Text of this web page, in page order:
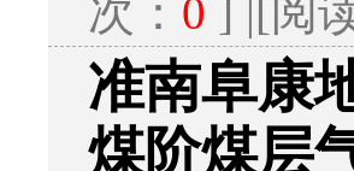
次： 0 ] |[阅
准南阜康
煤阶煤层